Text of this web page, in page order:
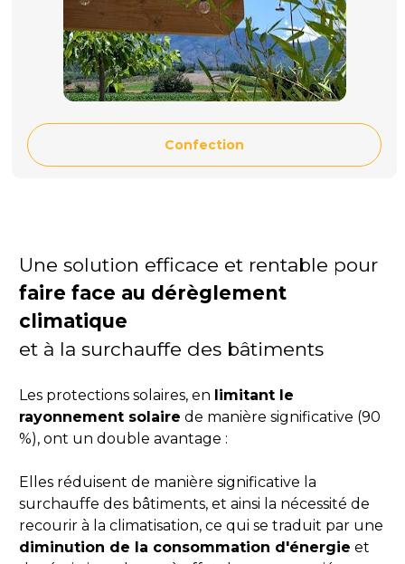
Confection
faire face au dérèglement
climatique
et à la surchauffe des bâtiments
Les protections solaires, en limitant le
rayonnement solaire de manière significative (90
%), ont un double avantage :
Elles réduisent de manière significative la
surchauffe des bâtiments, et ainsi la nécessité de
diminution de la consommation d'énergie et